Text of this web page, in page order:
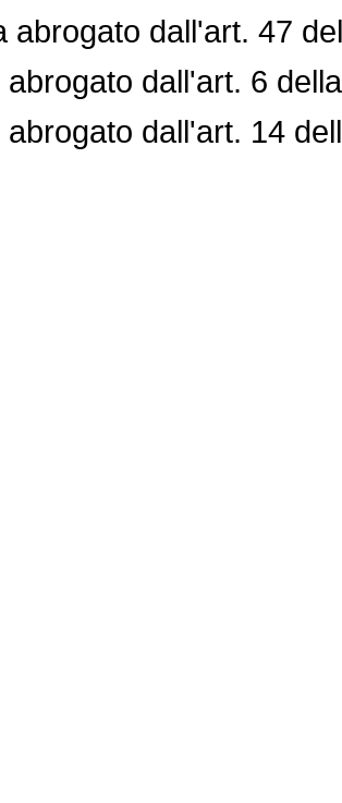
abrogato dall'art. 47
abrogato dall'art. 6
abrogato dall'art. 14